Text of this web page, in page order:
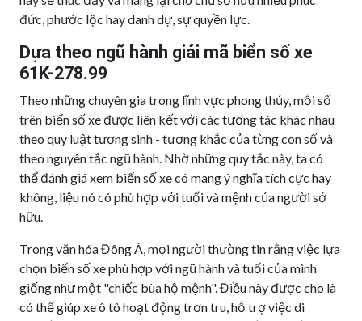
đức, phước lộc hay danh dự, sự quyền lực.
Dựa theo ngũ hành giải mã biển số xe
61K-278.99
Theo những chuyên gia trong lĩnh vực phong thủy, mỗi số
trên biển số xe được liên kết với các tương tác khác nhau
theo quy luật tương sinh - tương khắc của từng con số và
theo nguyên tắc ngũ hành. Nhờ những quy tắc này, ta có
thể đánh giá xem biển số xe có mang ý nghĩa tích cực hay
không, liệu nó có phù hợp với tuổi và mệnh của người sở
hữu.
Trong văn hóa Đông Á, mọi người thường tin rằng việc lựa
chọn biển số xe phù hợp với ngũ hành và tuổi của mình
giống như một "chiếc bùa hộ mệnh". Điều này được cho là
có thể giúp xe ô tô hoạt động trơn tru, hỗ trợ việc di